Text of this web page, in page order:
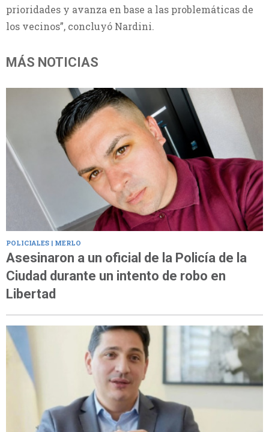
prioridades y avanza en base a las problemáticas de
los vecinos”, concluyó Nardini.
MÁS NOTICIAS
POLICIALES | MERLO
Asesinaron a un oficial de la Policía de la
Ciudad durante un intento de robo en
Libertad